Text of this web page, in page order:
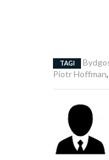
TAGI
Piotr Hoffman,